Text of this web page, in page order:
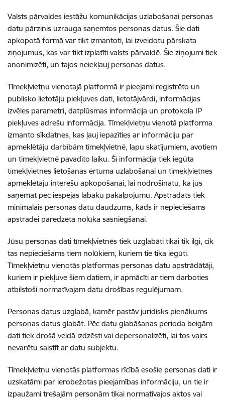
Valsts pārvaldes iestāžu komunikācijas uzlabošanai personas
datu pārzinis uzrauga saņemtos personas datus. Šie dati
apkopotā formā var tikt izmantoti, lai izveidotu pārskata
ziņojumus, kas var tikt izplatīti valsts pārvaldē. Šie ziņojumi tiek
anonimizēti, un tajos neiekļauj personas datus.
Tīmekļvietņu vienotajā platformā ir pieejami reģistrēto un
publisko lietotāju piekļuves dati, lietotājvārdi, informācijas
izvēles parametri, datplūsmas informācija un protokola IP
piekļuves adrešu informācija. Tīmekļvietņu vienotā platforma
izmanto sīkdatnes, kas ļauj iepazīties ar informāciju par
apmeklētāju darbībām tīmekļvietnē, lapu skatījumiem, avotiem
un tīmekļvietnē pavadīto laiku. Šī informācija tiek iegūta
tīmekļvietnes lietošanas ērtuma uzlabošanai un tīmekļvietnes
apmeklētāju interešu apkopošanai, lai nodrošinātu, ka jūs
saņemat pēc iespējas labāku pakalpojumu. Apstrādāts tiek
minimālais personas datu daudzums, kāds ir nepieciešams
apstrādei paredzētā nolūka sasniegšanai.
Jūsu personas dati tīmekļvietnēs tiek uzglabāti tikai tik ilgi, cik
tas nepieciešams tiem nolūkiem, kuriem tie tika iegūti.
Tīmekļvietņu vienotās platformas personas datu apstrādātāji,
kuriem ir piekļuve šiem datiem, ir apmācīti ar tiem darboties
atbilstoši normatīvajam datu drošības regulējumam.
Personas datus uzglabā, kamēr pastāv juridisks pienākums
personas datus glabāt. Pēc datu glabāšanas perioda beigām
dati tiek drošā veidā izdzēsti vai depersonalizēti, lai tos vairs
nevarētu saistīt ar datu subjektu.
Tīmekļvietņu vienotās platformas rīcībā esošie personas dati ir
uzskatāmi par ierobežotas pieejamības informāciju, un tie ir
izpaužami trešajām personām tikai normatīvajos aktos vai